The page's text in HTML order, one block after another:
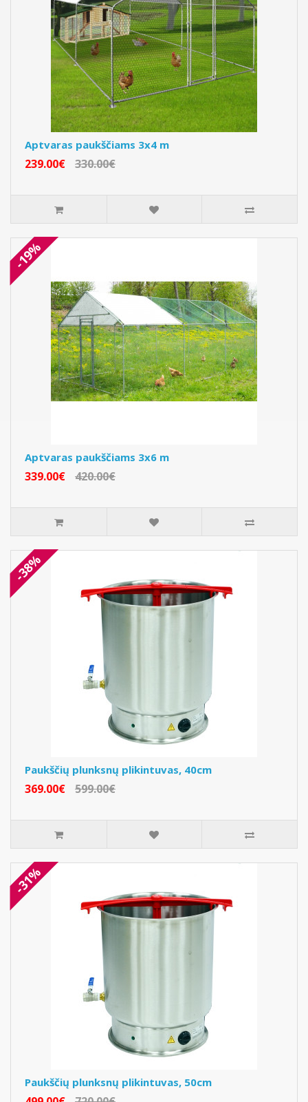
Aptvaras paukščiams 3x4 m
239.00€ 330.00€
-19%
Aptvaras paukščiams 3x6 m
339.00€ 420.00€
-38%
Paukščių plunksnų plikintuvas, 40cm
369.00€ 599.00€
-31%
Paukščių plunksnų plikintuvas, 50cm